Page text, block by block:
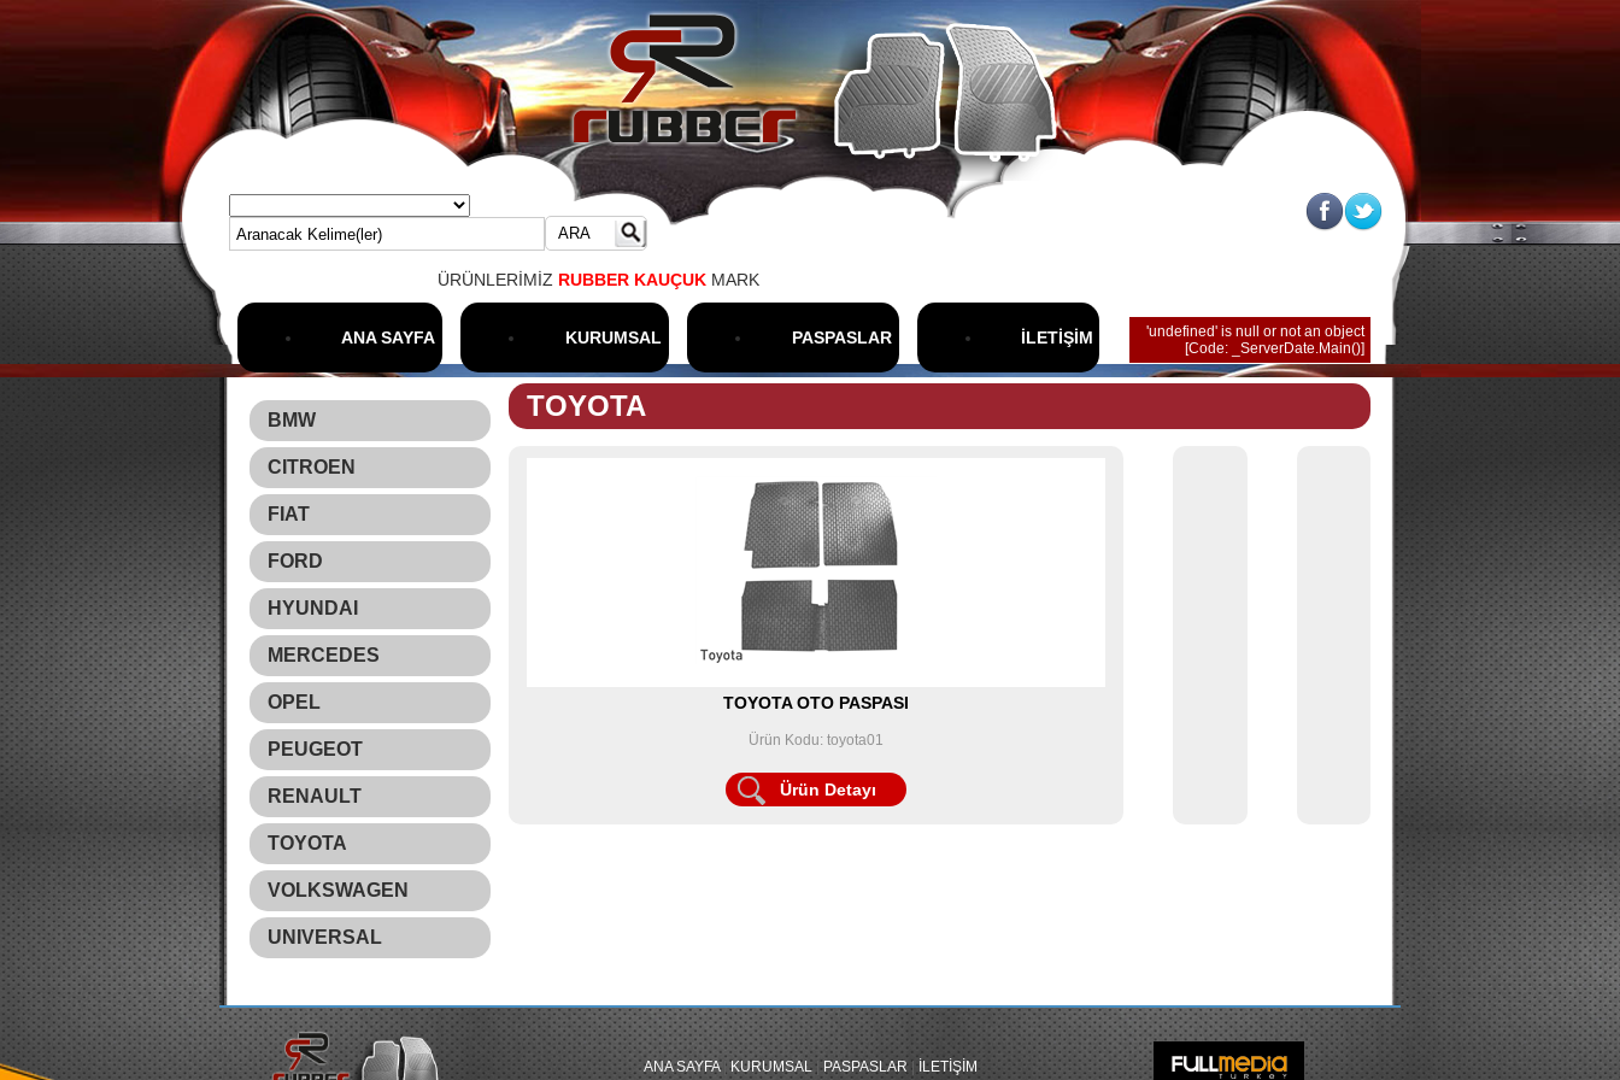
ARA
ÜRÜNLERİMİZRUBBER KAUÇUKMARKA OLUP, %100 TÜRK MALI, %100 KAUÇUK, 1.SINIF KALİTEDİR... RUBBER OTO PASPASLARIBİR PLEKSAN
ANA SAYFA KURUMSAL PASPASLAR İLETİŞİM
'undefined' is null or not an object
[Code: _ServerDate.Main()]
BMW
CITROEN
FIAT
FORD
HYUNDAI
MERCEDES
OPEL
PEUGEOT
RENAULT
TOYOTA
VOLKSWAGEN
UNIVERSAL
TOYOTA
TOYOTA OTO PASPASI
Ürün Kodu: toyota01
Ürün Detayı
ANA SAYFA|KURUMSAL| PASPASLAR|İLETİŞİM